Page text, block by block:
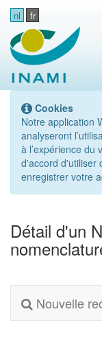
nl fr
Cookies
Notre application
analyseront
à l’expérience du
d'accord d'utiliser
enregistrer votre
Détail d'un
Nouvelle